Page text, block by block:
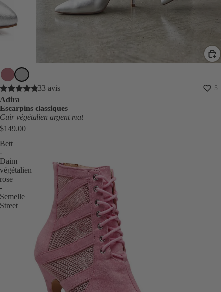
33 avis 5
Adira
Escarpins classiques
Cuir végétalien argent mat
$149.00
Bett
-
Daim
végétalien
rose
-
Semelle
Street